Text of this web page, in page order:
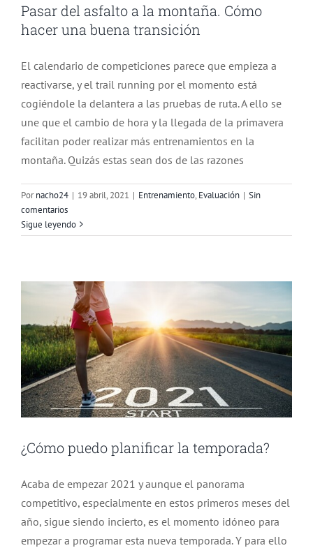
Pasar del asfalto a la montaña. Cómo
hacer una buena transición
El calendario de competiciones parece que empieza a
reactivarse, y el trail running por el momento está
cogiéndole la delantera a las pruebas de ruta. A ello se
une que el cambio de hora y la llegada de la primavera
facilitan poder realizar más entrenamientos en la
montaña. Quizás estas sean dos de las razones
Pornacho24 | 19 abril, 2021 | Entrenamiento, Evaluación | Sin
comentarios
Sigue leyendo
¿Cómo puedo planificar la temporada?
¿Cómo puedo planificar la temporada?
Acaba de empezar 2021 y aunque el panorama
competitivo, especialmente en estos primeros meses del
año, sigue siendo incierto, es el momento idóneo para
empezar a programar esta nueva temporada. Y para ello